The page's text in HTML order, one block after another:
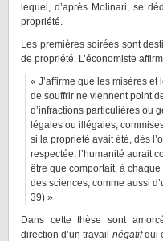
lequel, d’après Molinari, se
propriété.
Les premières soirées sont
de propriété. L’économiste
« J’affirme que les misères et
de souffrir ne viennent point
d’infractions particulières ou
légales ou illégales,
si la propriété avait été, dès
respectée, l’humanité aurait
être que comportait, à chaque
des sciences, comme aussi
39) »
Dans cette thèse sont
direction d’un travail négatifqui